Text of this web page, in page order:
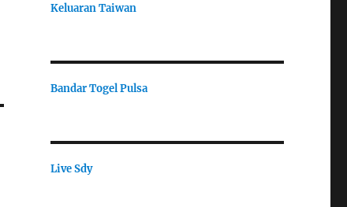
Keluaran Taiwan
Bandar Togel Pulsa
Live Sdy